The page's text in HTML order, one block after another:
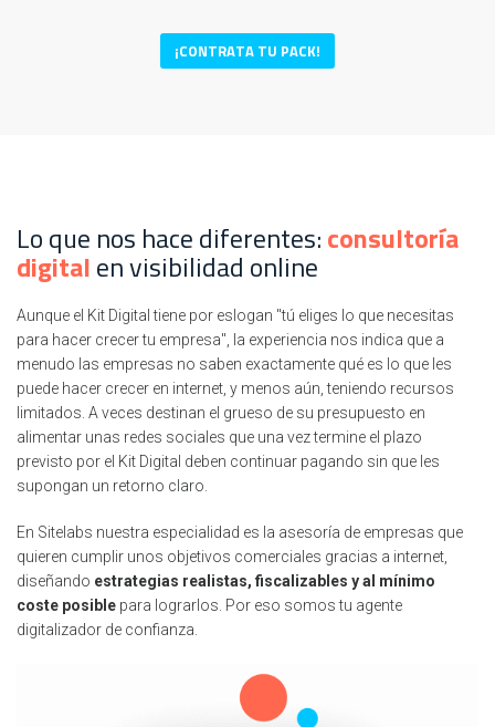
¡CONTRATA TU PACK!
Lo que nos hace diferentes:consultoría
digitalen visibilidad online
Aunque el Kit Digital tiene por eslogan "tú eliges lo que necesitas
para hacer crecer tu empresa", la experiencia nos indica que a
menudo las empresas no saben exactamente qué es lo que les
puede hacer crecer en internet, y menos aún, teniendo recursos
limitados. A veces destinan el grueso de su presupuesto en
alimentar unas redes sociales que una vez termine el plazo
previsto por el Kit Digital deben continuar pagando sin que les
supongan un retorno claro.
En Sitelabs nuestra especialidad es la asesoría de empresas que
quieren cumplir unos objetivos comerciales gracias a internet,
diseñando estrategias realistas, fiscalizables y al mínimo
coste posible para lograrlos. Por eso somos tu agente
digitalizador de confianza.